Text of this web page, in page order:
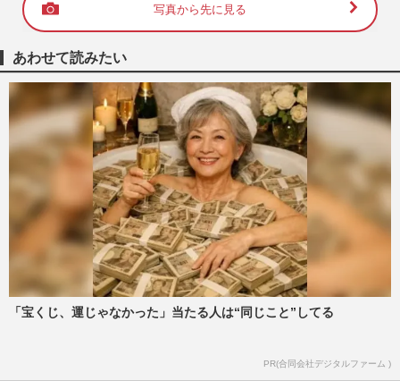
写真から先に見る
あわせて読みたい
「宝くじ、運じゃなかった」当たる人は“同じこと”してる
PR(合同会社デジタルファーム )